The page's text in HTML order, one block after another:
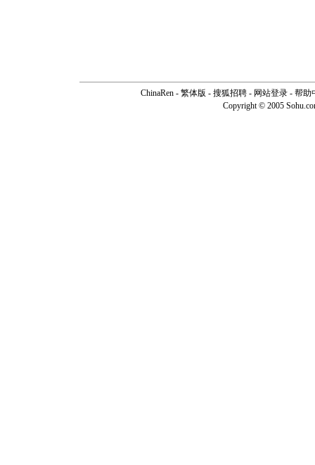
ChinaRen - 繁体版 - 搜狐招聘 - 网站登录 - 帮助
Copyright © 2005